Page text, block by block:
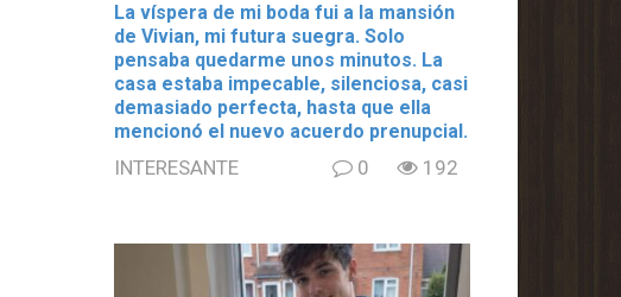
La víspera de mi boda fui a la mansión
de Vivian, mi futura suegra. Solo
pensaba quedarme unos minutos. La
casa estaba impecable, silenciosa, casi
demasiado perfecta, hasta que ella
mencionó el nuevo acuerdo prenupcial.
INTERESANTE 0 192